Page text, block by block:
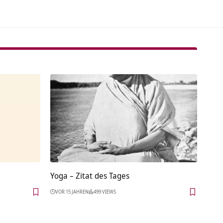
Yoga – Zitat des Tages
VOR 15 JAHREN 499 VIEWS